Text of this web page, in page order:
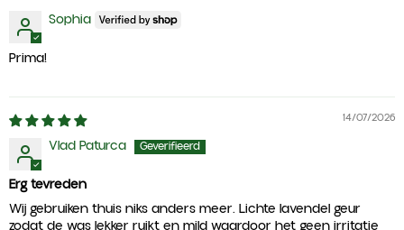
Sophia
Prima!
14/07/2026
Vlad Paturca
Erg tevreden
Wij gebruiken thuis niks anders meer. Lichte lavendel geur